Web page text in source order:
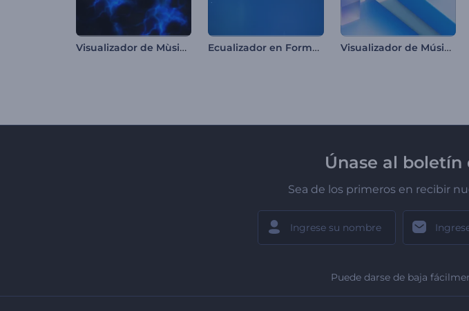
Visualizador de Mùsica Dark Lightning Ecualizador en Forma de Onda Circular Visualizador de Música - Objetos Cinéticos
Únase al
Sea de los primeros en recibir
Puede darse de baja